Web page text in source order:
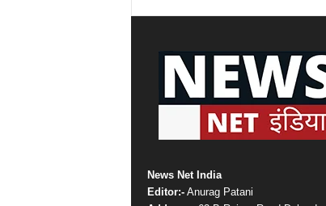
News Net India
Editor:-Anurag Patani